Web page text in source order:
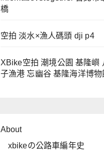
橋
空拍 淡水×漁人碼頭 dji p4
XBike空拍 潮境公園 基隆嶼
子漁港 忘幽谷 基隆海洋博物
About
xbikeの公路車編年史